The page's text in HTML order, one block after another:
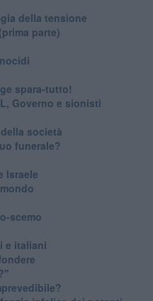
della tensione
parte)
spara-tutto!
Governo e sionisti
società
funerale?
Israele
scemo
e italiani